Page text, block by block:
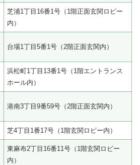
芝浦1丁目16番1号（1階正面玄関ロビー
内）
台場1丁目5番1号（2階正面玄関内）
浜松町1丁目13番1号（1階エントランス
ホール内）
港南3丁目9番59号（2階正面玄関内）
芝4丁目1番17号（1階玄関ロビー内）
東麻布2丁目16番11号（1階玄関ロビー
内）